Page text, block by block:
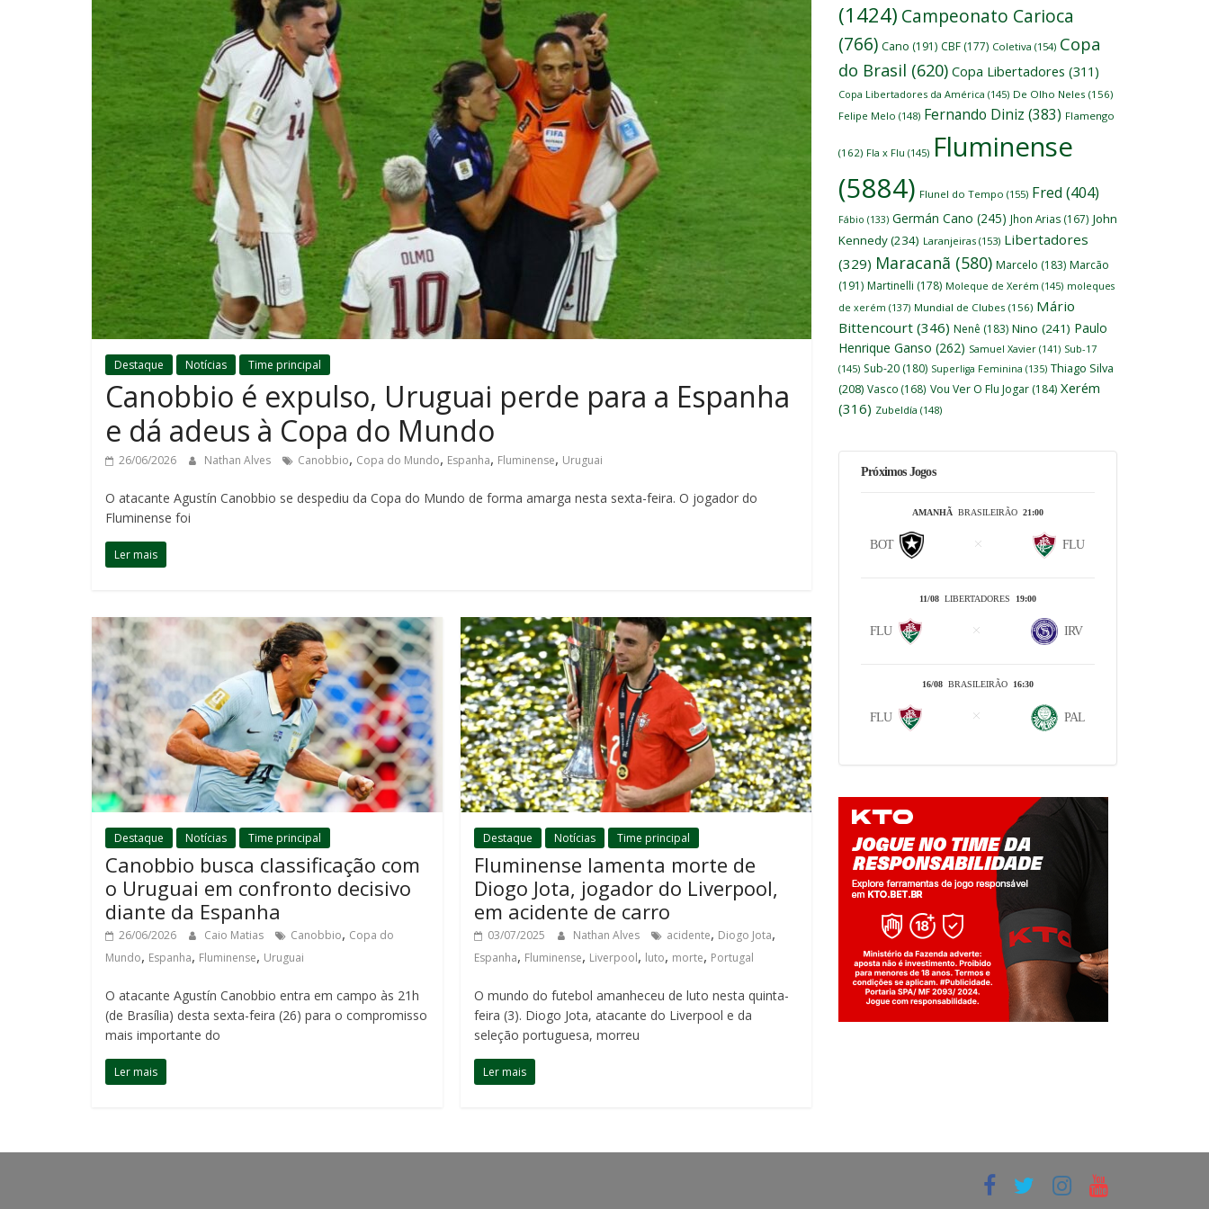
Destaque Notícias Time principal
Canobbio é expulso, Uruguai perde para a Espanha
e dá adeus à Copa do Mundo
26/06/2026 Nathan Alves Canobbio, Copa do Mundo, Espanha, Fluminense, Uruguai
O atacante Agustín Canobbio se despediu da Copa do Mundo de forma amarga nesta sexta-feira. O jogador do
Fluminense foi
Ler mais
Destaque Notícias Time principal
Canobbio busca classificação com
o Uruguai em confronto decisivo
diante da Espanha
26/06/2026 Caio Matias Canobbio, Copa do
Mundo, Espanha, Fluminense, Uruguai
O atacante Agustín Canobbio entra em campo às 21h
(de Brasília) desta sexta-feira (26) para o compromisso
mais importante do
Ler mais
Destaque Notícias Time principal
Fluminense lamenta morte de
Diogo Jota, jogador do Liverpool,
em acidente de carro
03/07/2025 Nathan Alves acidente, Diogo Jota,
Espanha, Fluminense, Liverpool, luto, morte, Portugal
O mundo do futebol amanheceu de luto nesta quinta-
feira (3). Diogo Jota, atacante do Liverpool e da
seleção portuguesa, morreu
Ler mais
(1424) Campeonato Carioca
(766) Cano (191) CBF (177) Coletiva (154) Copa
do Brasil (620) Copa Libertadores (311)
Copa Libertadores da América (145) De Olho Neles (156)
Felipe Melo (148) Fernando Diniz (383) Flamengo
(162) Fla x Flu (145) Fluminense
(5884) Flunel do Tempo (155) Fred (404)
Fábio (133) Germán Cano (245) Jhon Arias (167) John
Kennedy(234) Laranjeiras (153) Libertadores
(329) Maracanã (580) Marcelo (183) Marcão
(191) Martinelli (178) Moleque de Xerém (145) moleques
de xerém (137) Mundial de Clubes (156) Mário
Bittencourt (346) Nenê (183) Nino (241) Paulo
Henrique Ganso (262) Samuel Xavier (141) Sub-17
(145) Sub-20 (180) Superliga Feminina (135) Thiago Silva
(208) Vasco (168) Vou Ver O Flu Jogar (184) Xerém
(316) Zubeldía (148)
Próximos Jogos
AMANHÃ BRASILEIRÃO 21:00
BOT FLU
11/08 LIBERTADORES 19:00
FLU IRV
16/08 BRASILEIRÃO 16:30
FLU PAL
Jogue com responsabilidade. 18+